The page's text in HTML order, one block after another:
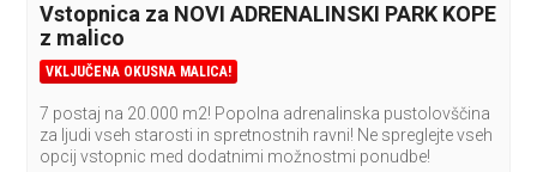
Vstopnica za NOVI ADRENALINSKI PARK KOPE
z malico
VKLJUČENA OKUSNA MALICA!
7 postaj na 20.000 m2! Popolna adrenalinska pustolovščina
za ljudi vseh starosti in spretnostnih ravni! Ne spreglejte vseh
opcij vstopnic med dodatnimi možnostmi ponudbe!